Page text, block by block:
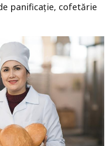
panificație, cofetărie